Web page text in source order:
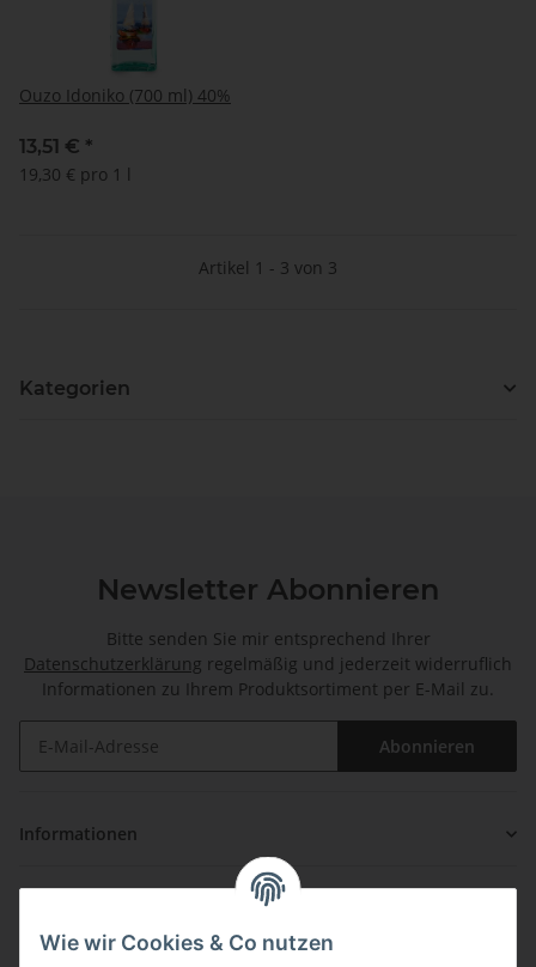
Ouzo Idoniko (700 ml) 40%
13,51 € *
19,30 € pro 1 l
Artikel 1 - 3 von 3
Kategorien
Newsletter Abonnieren
Bitte senden Sie mir entsprechend Ihrer
Datenschutzerklärung regelmäßig und jederzeit widerruflich
Informationen zu Ihrem Produktsortiment per E-Mail zu.
Abonnieren
Informationen
Wie wir Cookies & Co nutzen